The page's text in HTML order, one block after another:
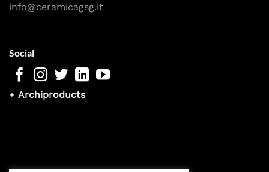
info@ceramicagsg.it
Social
+ Archiproducts